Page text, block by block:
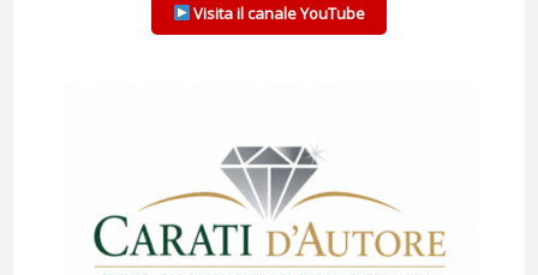
Visita il canale YouTube